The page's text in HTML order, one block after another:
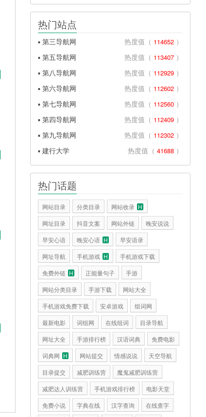
热门站点
▪ 第三导航网 热度值（ 114652 ）
▪ 第五导航网
热度值（ 113407 ）
▪ 第八导航网
热度值（ 112929 ）
▪ 第六导航网
热度值（ 112602 ）
▪ 第七导航网
热度值（ 112560 ）
▪ 第四导航网
热度值（ 112409 ）
▪ 第九导航网
热度值（ 112302 ）
▪ 建行大学
热度值（ 41688 ）
热门话题
网站目录 分类目录 网站收录 H
网址目录 抖音文案 网站外链 晚安说说
早安心语 晚安心语 H 早安语录
网址导航 手机游戏 H 手机游戏下载
免费外链 H 正能量句子 手游
网站分类目录 手游下载 网站大全
手机游戏免费下载 安卓游戏 组词网
最新电影 词组网 在线组词 目录导航
网址大全 手游排行榜 汉语词典 免费电影
词典网 H 网站提交 情感说说 天空导航
目录提交 减肥训练营 魔鬼减肥训练营
减肥达人训练营 手机游戏排行榜 电影天堂
免费小说 字典在线 汉字查询 在线查字